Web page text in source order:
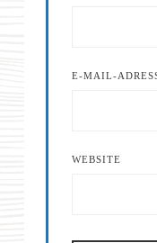
E-MAIL-
WEBSITE